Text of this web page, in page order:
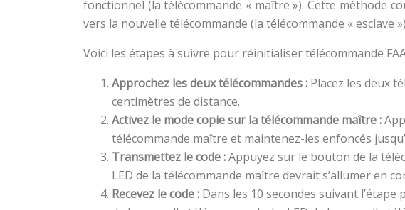
fonctionnel (la télécommande « maître »). Cette méthode
vers la nouvelle télécommande (la télécommande « esclave
Voici les étapes à suivre pour réinitialiser télécommande
Approchez les deux télécommandes : Placez les deux
centimètres de distance.
Activez le mode copie sur la télécommande maître :
télécommande maître et maintenez-les enfoncés
Transmettez le code :Appuyez sur le bouton de la
LED de la télécommande maître devrait s’allumer en
Recevez le code : Dans les 10 secondes suivant